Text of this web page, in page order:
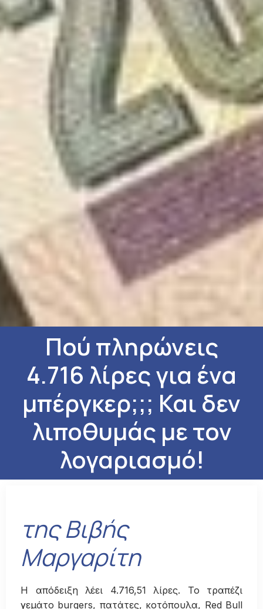
Πού πληρώνεις
4.716 λίρες για ένα
μπέργκερ;;; Και δεν
λιποθυμάς με τον
λογαριασμό!
της Βιβής
Μαργαρίτη
Η απόδειξη λέει 4.716,51 λίρες. Το τραπέζι
γεμάτο burgers, πατάτες, κοτόπουλα, Red Bull